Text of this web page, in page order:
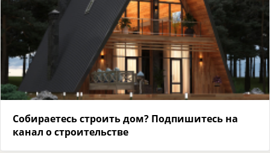
Собираетесь строить дом? Подпишитесь на
канал о строительстве